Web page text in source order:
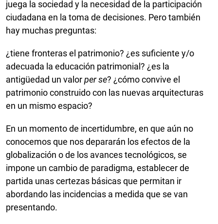
juega la sociedad y la necesidad de la participación
ciudadana en la toma de decisiones. Pero también
hay muchas preguntas:
¿tiene fronteras el patrimonio? ¿es suficiente y/o
adecuada la educación patrimonial? ¿es la
antigüedad un valorper se? ¿cómo convive el
patrimonio construido con las nuevas arquitecturas
en un mismo espacio?
En un momento de incertidumbre, en que aún no
conocemos que nos depararán los efectos de la
globalización o de los avances tecnológicos, se
impone un cambio de paradigma, establecer de
partida unas certezas básicas que permitan ir
abordando las incidencias a medida que se van
presentando.